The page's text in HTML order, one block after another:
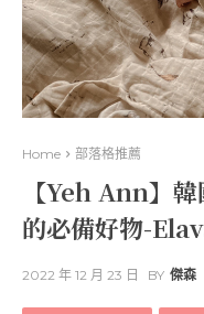
Home 部落格推薦
【Yeh Ann】
的必備好物-
2022 年 12 月 23 日 BY 傑森